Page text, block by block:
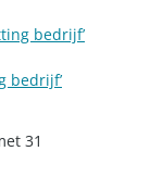
bedrijf’
bedrijf’
31